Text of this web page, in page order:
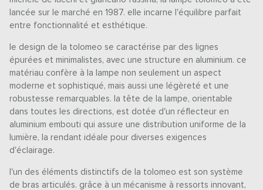
lancée sur le marché en 1987. elle incarne l'équilibre parfait
entre fonctionnalité et esthétique.
le design de la tolomeo se caractérise par des lignes
épurées et minimalistes, avec une structure en aluminium. ce
matériau confère à la lampe non seulement un aspect
moderne et sophistiqué, mais aussi une légèreté et une
robustesse remarquables. la tête de la lampe, orientable
dans toutes les directions, est dotée d'un réflecteur en
aluminium embouti qui assure une distribution uniforme de la
lumière, la rendant idéale pour diverses exigences
d'éclairage.
l'un des éléments distinctifs de la tolomeo est son système
de bras articulés. grâce à un mécanisme à ressorts innovant,